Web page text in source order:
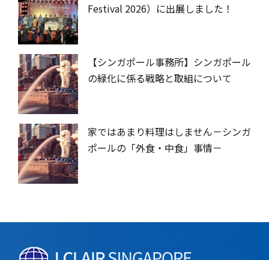
Festival 2026）に出展しました！
【シンガポール事務所】シンガポール
の緑化に係る戦略と取組について
家ではあまり料理はしません－シンガ
ポールの「外食・中食」事情－